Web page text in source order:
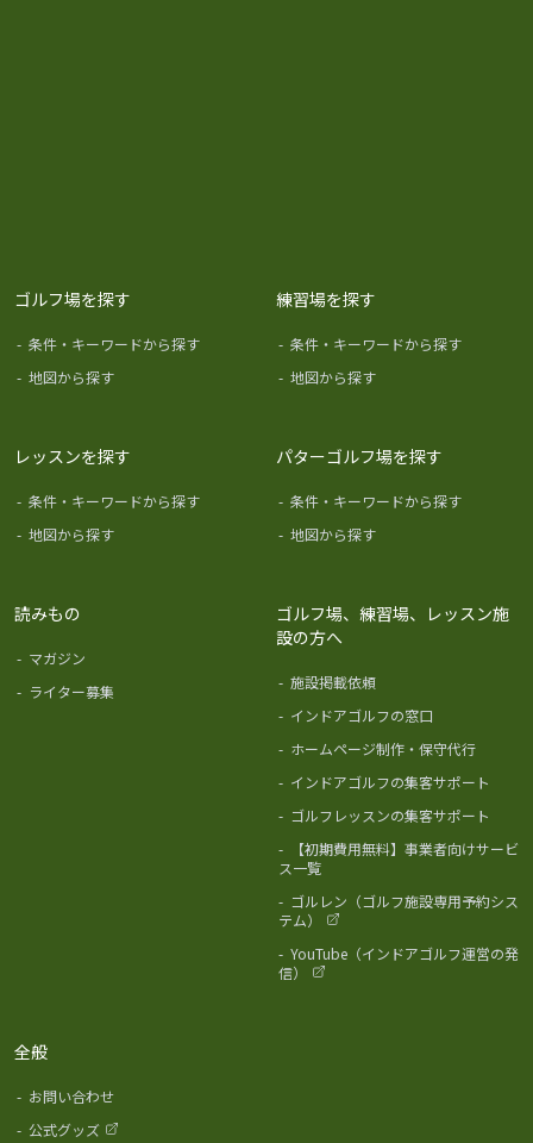
ゴルフ場を探す
- 条件・キーワードから探す
- 地図から探す
練習場を探す
- 条件・キーワードから探す
- 地図から探す
レッスンを探す
- 条件・キーワードから探す
- 地図から探す
パターゴルフ場を探す
- 条件・キーワードから探す
- 地図から探す
読みもの
- マガジン
- ライター募集
ゴルフ場、練習場、レッスン施
設の方へ
- 施設掲載依頼
- インドアゴルフの窓口
- ホームページ制作・保守代行
- インドアゴルフの集客サポート
- ゴルフレッスンの集客サポート
-
【初期費用無料】事業者向けサービ
ス一覧
- ゴルレン（ゴルフ施設専用予約シス
テム）
- YouTube（インドアゴルフ運営の発
信）
全般
- お問い合わせ
- 公式グッズ